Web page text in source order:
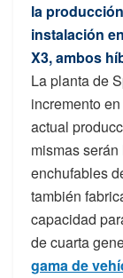
la
instalación
X3, ambos
La planta de
incremento
actual
mismas
enchufables
también
capacidad
de cuarta
gama de